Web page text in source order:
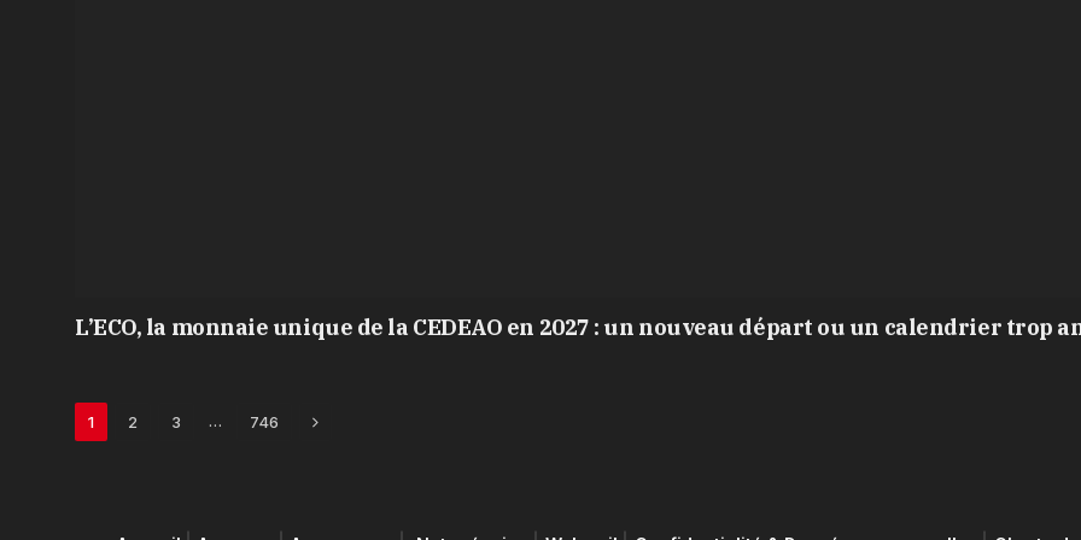
L’ECO, la monnaie unique de la CEDEAO en 2027 : un nouveau départ ou un calendrier trop
1 2 3 … 746 Next